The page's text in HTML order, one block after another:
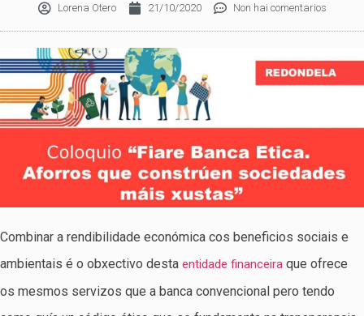
Lorena Otero 21/10/2020 Non hai comentarios
Combinar a rendibilidade económica cos beneficios sociais e
ambientais é o obxectivo desta entidade financeira que ofrece
os mesmos servizos que a banca convencional pero tendo